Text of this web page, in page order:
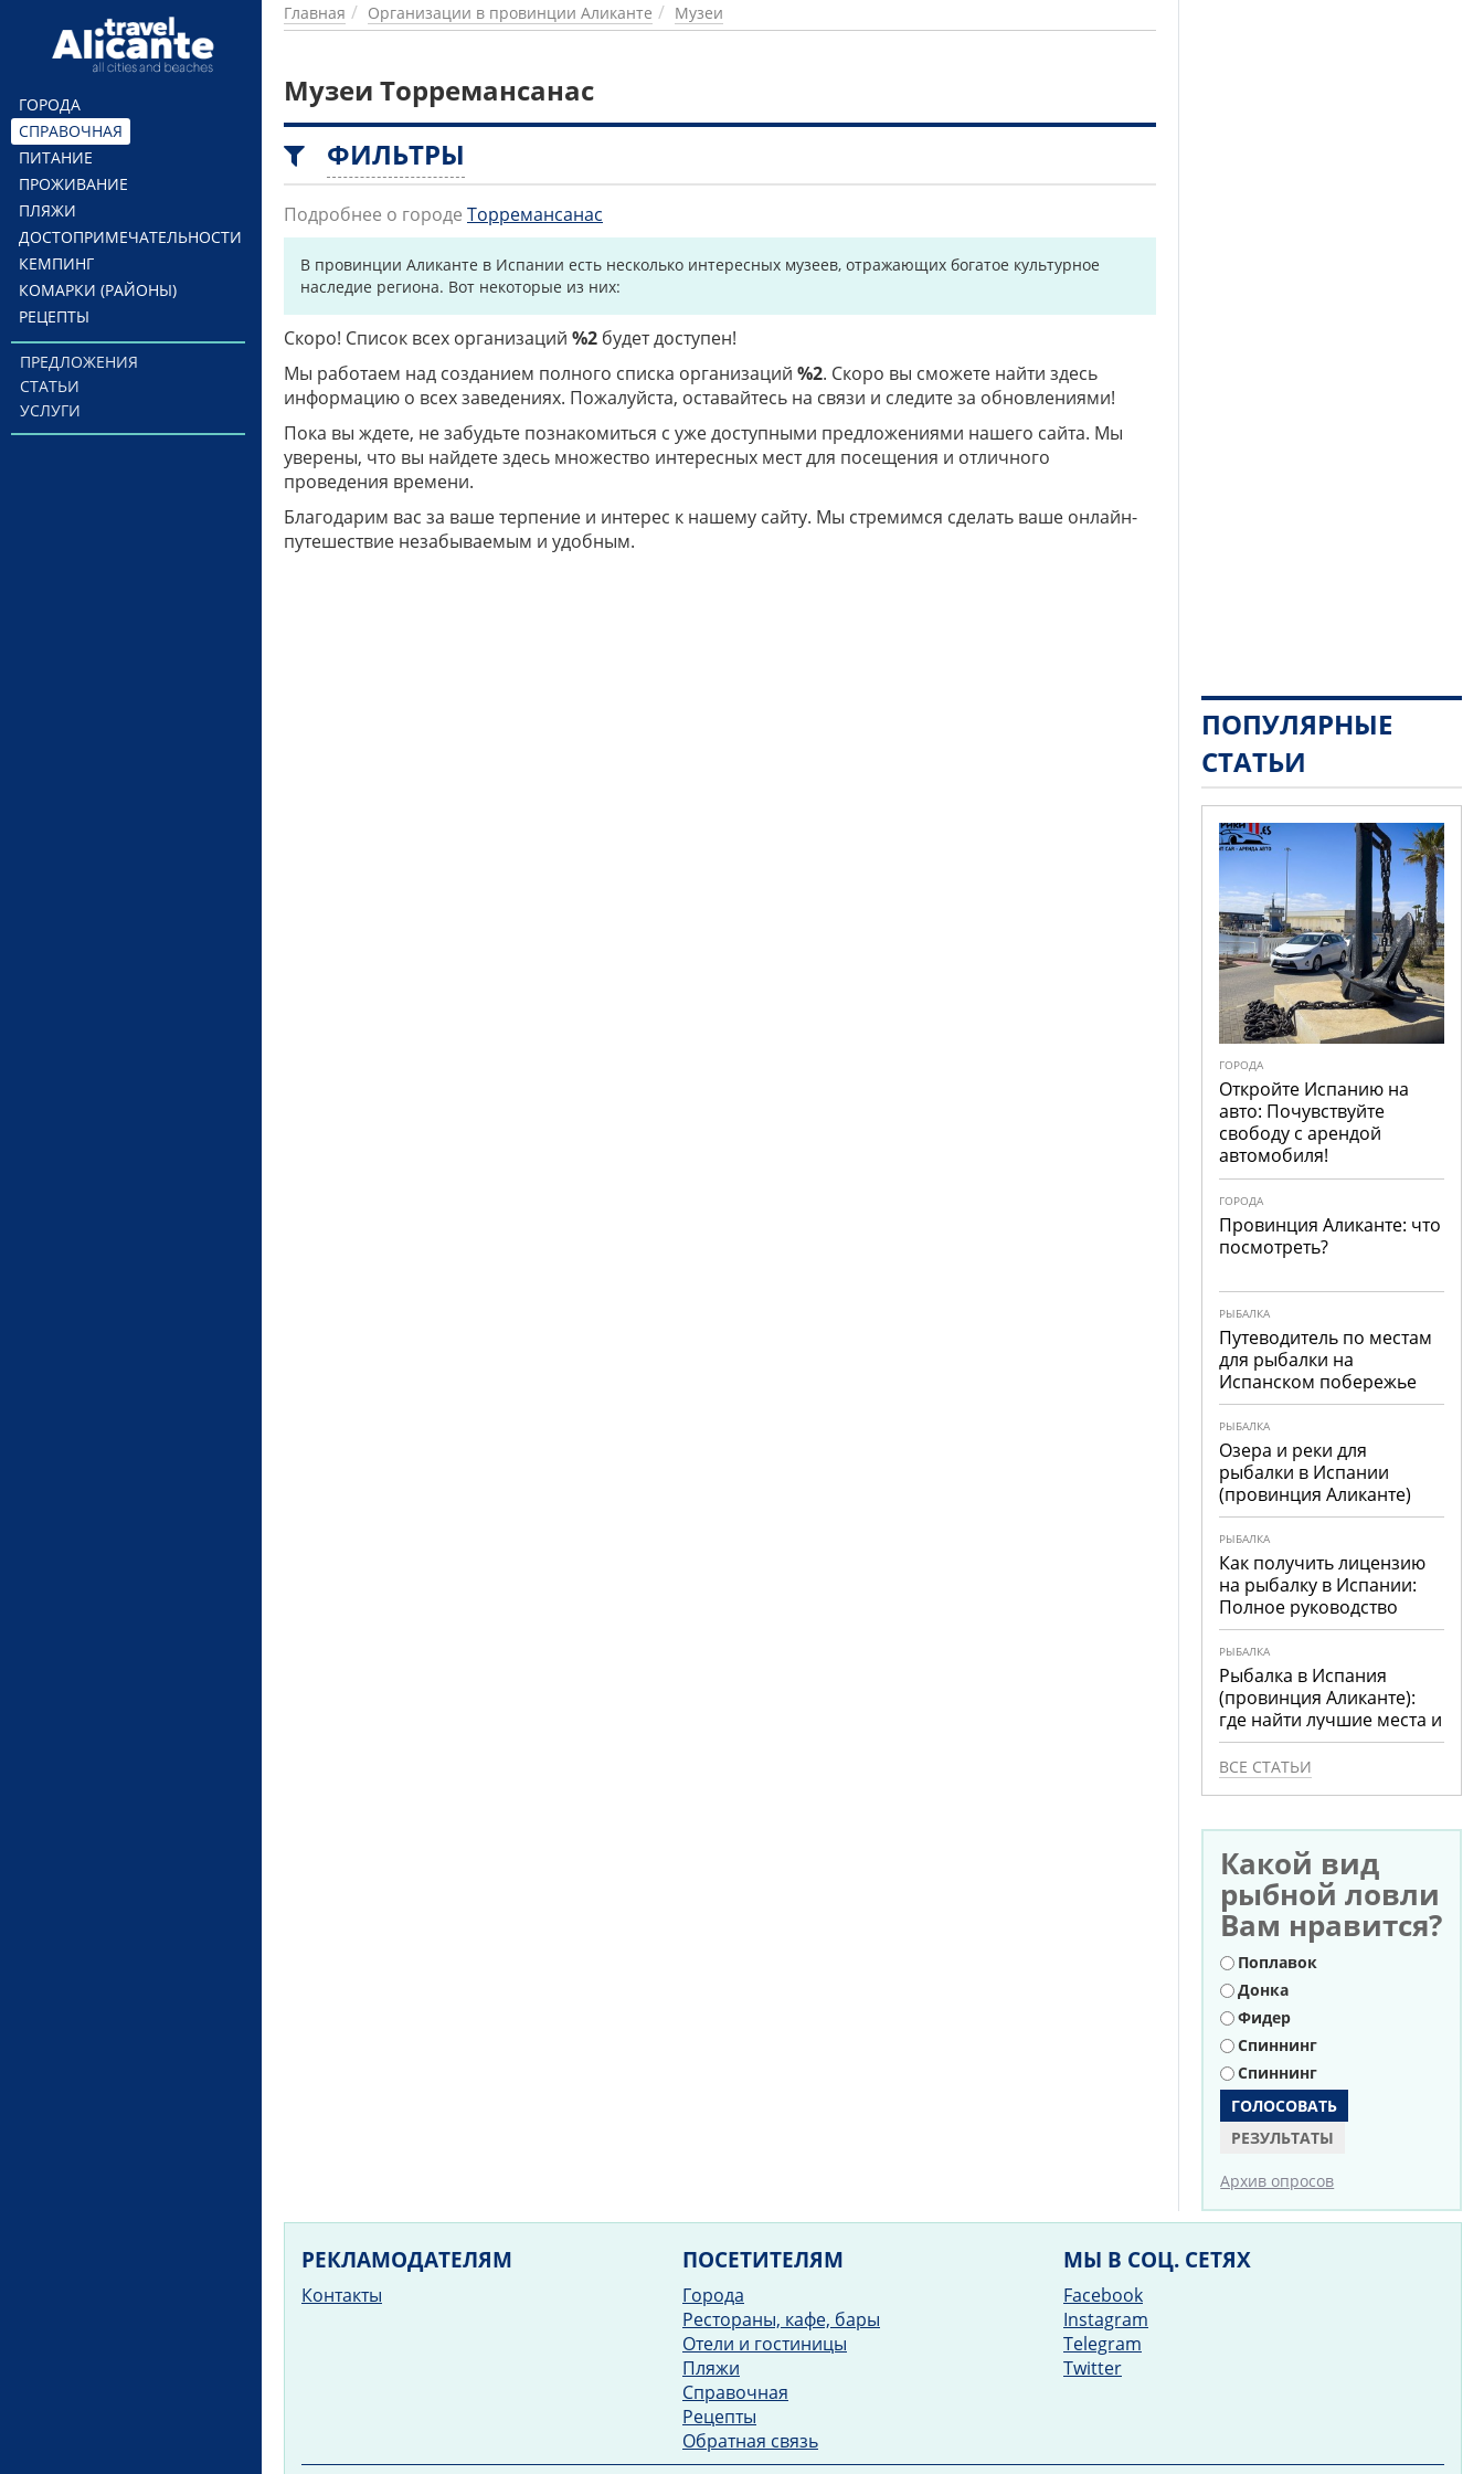
Перейти к основному содержанию
ГОРОДА
СПРАВОЧНАЯ
ПИТАНИЕ
ПРОЖИВАНИЕ
ПЛЯЖИ
ДОСТОПРИМЕЧАТЕЛЬНОСТИ
КЕМПИНГ
КОМАРКИ (РАЙОНЫ)
РЕЦЕПТЫ
ПРЕДЛОЖЕНИЯ
СТАТЬИ
УСЛУГИ
Главная Организации в провинции Аликанте Музеи
Музеи Торремансанас
ФИЛЬТРЫ
Подробнее о городе Торремансанас
В провинции Аликанте в Испании есть несколько интересных музеев, отражающих богатое культурное
наследие региона. Вот некоторые из них:
Скоро! Список всех организаций %2 будет доступен!
Мы работаем над созданием полного списка организаций %2. Скоро вы сможете найти здесь
информацию о всех заведениях. Пожалуйста, оставайтесь на связи и следите за обновлениями!
Пока вы ждете, не забудьте познакомиться с уже доступными предложениями нашего сайта. Мы
уверены, что вы найдете здесь множество интересных мест для посещения и отличного
проведения времени.
Благодарим вас за ваше терпение и интерес к нашему сайту. Мы стремимся сделать ваше онлайн-
путешествие незабываемым и удобным.
ПОПУЛЯРНЫЕ
СТАТЬИ
ГОРОДА
Откройте Испанию на
авто: Почувствуйте
свободу с арендой
автомобиля!
ГОРОДА
Провинция Аликанте: что
посмотреть?
РЫБАЛКА
Путеводитель по местам
для рыбалки на
Испанском побережье
РЫБАЛКА
Озера и реки для
рыбалки в Испании
(провинция Аликанте)
РЫБАЛКА
Как получить лицензию
на рыбалку в Испании:
Полное руководство
РЫБАЛКА
Рыбалка в Испания
(провинция Аликанте):
где найти лучшие места и
что ловить
ВСЕ СТАТЬИ
Какой вид
рыбной ловли
Вам нравится?
Варианты
Поплавок
Донка
Фидер
Спиннинг
Спиннинг
РЕЗУЛЬТАТЫ
Архив опросов
РЕКЛАМОДАТЕЛЯМ
Контакты
ПОСЕТИТЕЛЯМ
Города
Рестораны, кафе, бары
Отели и гостиницы
Пляжи
Справочная
Рецепты
Обратная связь
МЫ В СОЦ. СЕТЯХ
Facebook
Instagram
Telegram
Twitter